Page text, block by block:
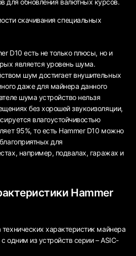
для обновления валютных курсов.
скачивания специальных
D10 есть не только плюсы, но и
является уровень шума.
шум достигает внушительных
даже для майнера данного
шума устройство нельзя
без хорошей звукоизоляции,
влагоустойчивостью
95%, то есть Hammer D10 можно
для
например, подвалах, гаражах и
Hammer
характеристик майнера
одним из устройств серии – ASIC-